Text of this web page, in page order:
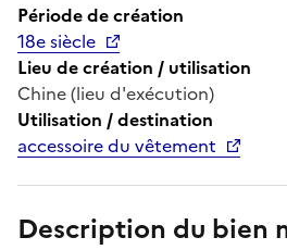
Période de création
18e siècle
Lieu de création / utilisation
Chine (lieu d'exécution)
Utilisation / destination
accessoire du vêtement
Description du bien